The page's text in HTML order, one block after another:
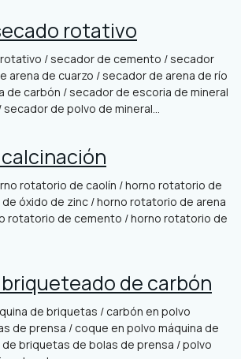
rotativo
/ secador de cemento / secador
arena de cuarzo / secador de arena de río
de carbón / secador de escoria de mineral
de polvo de mineral...
rotatorio de caolín / horno rotatorio de
óxido de zinc / horno rotatorio de arena
rotatorio de cemento / horno rotatorio de
de carbón
de briquetas / carbón en polvo
de prensa / coque en polvo máquina de
briquetas de bolas de prensa / polvo